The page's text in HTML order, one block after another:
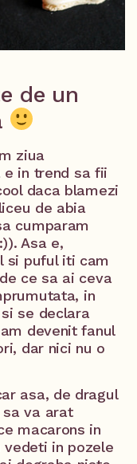
de un
ziua
in trend sa fii
daca blamezi
de abia
cumparam
Asa e,
si puful iti cam
ce sa ai ceva
in
se declara
devenit fanul
dar nici nu o
asa, de dragul
va arat
macarons in
in pozele